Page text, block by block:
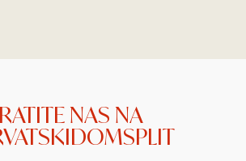
NAS NA